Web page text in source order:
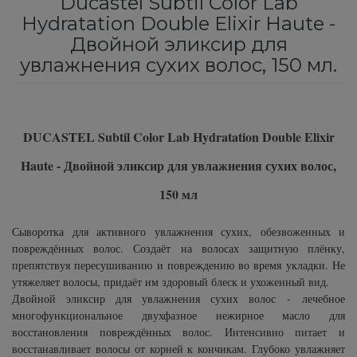
Hydratation Double Elixir Haute -
Двойной эликсир для
увлажнения сухих волос, 150 мл.
DUCASTEL Subtil Color Lab Hydratation Double Elixir
Haute - Двойной эликсир для увлажнения сухих волос,
150 мл
Сыворотка для активного увлажнения сухих, обезвоженных и
повреждённых волос. Создаёт на волосах защитную плёнку,
препятствуя пересушиванию и повреждению во время укладки. Не
утяжеляет волосы, придаёт им здоровый блеск и ухоженный вид.
Двойной эликсир для увлажнения сухих волос
- лечебное
многофункциональное двухфазное нежирное масло для
восстановления повреждённых волос. Интенсивно питает и
восстанавливает волосы от корней к кончикам. Глубоко увлажняет
Средства от перхоти
Сыворотка, флюид для волос
Subtil Color Lab Hydratation Active – Серия
для интенсивного увлажнения
Subtil Color Lab Instant Detox - Серия
Subtil Color Lab Maitrise Parfaite – Серия для
Subtil Color Lab Rеgеnеration Absolue –
Subtil Color Lab Volume Intense – Серия для
объема тонких волос
Subtil Design - Серия стайлинг и нежный
Revlon Professional
Schwarzkopf Professional
Sezavi
Technique
Termix